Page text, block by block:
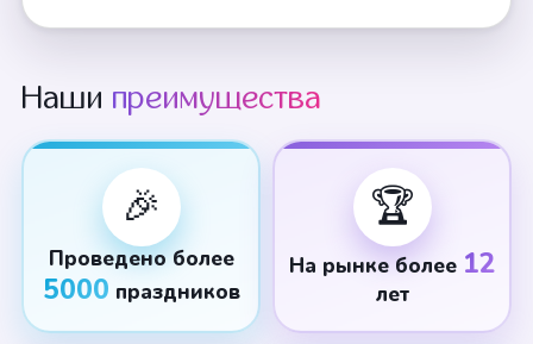
Наши преимущества
🎉
Проведено более
5000 праздников
🏆
На рынке более 12
лет